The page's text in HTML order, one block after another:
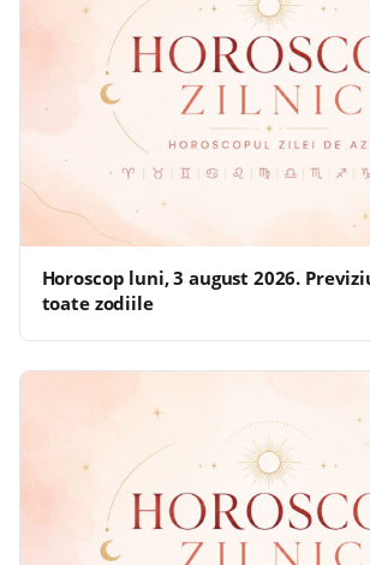
Horoscop luni, 3 august 2026.
toate zodiile